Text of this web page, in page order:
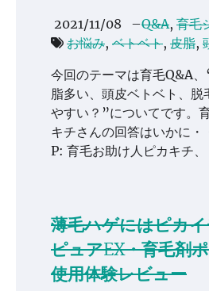
2021/11/08 –Q&A, 育毛
お悩み, ベトベト, 皮脂,
今回のテーマは育毛Q&A
脂多い、頭皮ベトベト、脱
やすい？”についてです。
キチさんの回答はいかに・
P: 育毛お助け人ピカキチ
薄毛ハゲにはピカ
ピュアEX・育毛剤
使用体験レビュー